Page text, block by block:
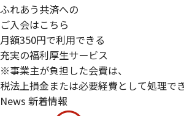
ふれあう共済への
ご入会はこちら
月額350円で利用できる
充実の福利厚生サービス
※事業主が負担した会費は、
税法上損金または必要経費として処理でき
News 新着情報